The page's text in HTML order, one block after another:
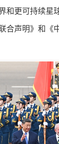
和更可持续星
合声明》和《